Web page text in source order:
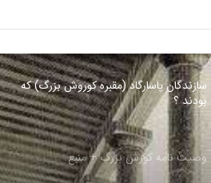
making of a god – تریلر زیرنویس فارسی
سازندگان پاسارگاد (مقبره کوروش بزرگ) که
بودند ؟
وصیت نامه کورش بزرگ + منبع